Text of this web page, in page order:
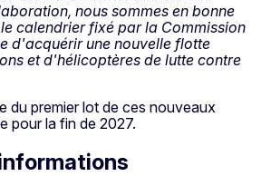
nous sommes en bonne
calendrier fixé par la Commission
d'acquérir une nouvelle flotte
et d'hélicoptères de lutte contre
du premier lot de ces nouveaux
pour la fin de 2027.